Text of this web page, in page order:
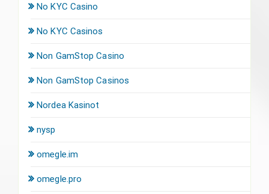
No KYC Casino
No KYC Casinos
Non GamStop Casino
Non GamStop Casinos
Nordea Kasinot
nysp
omegle.im
omegle.pro